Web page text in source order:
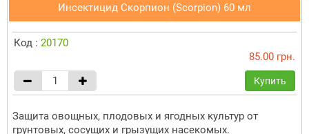
Инсектицид Скорпион (Scorpion) 60 мл
Код : 20170
85.00 грн.
Купить
Защита овощных, плодовых и ягодных культур от
грунтовых, сосущих и грызущих насекомых.